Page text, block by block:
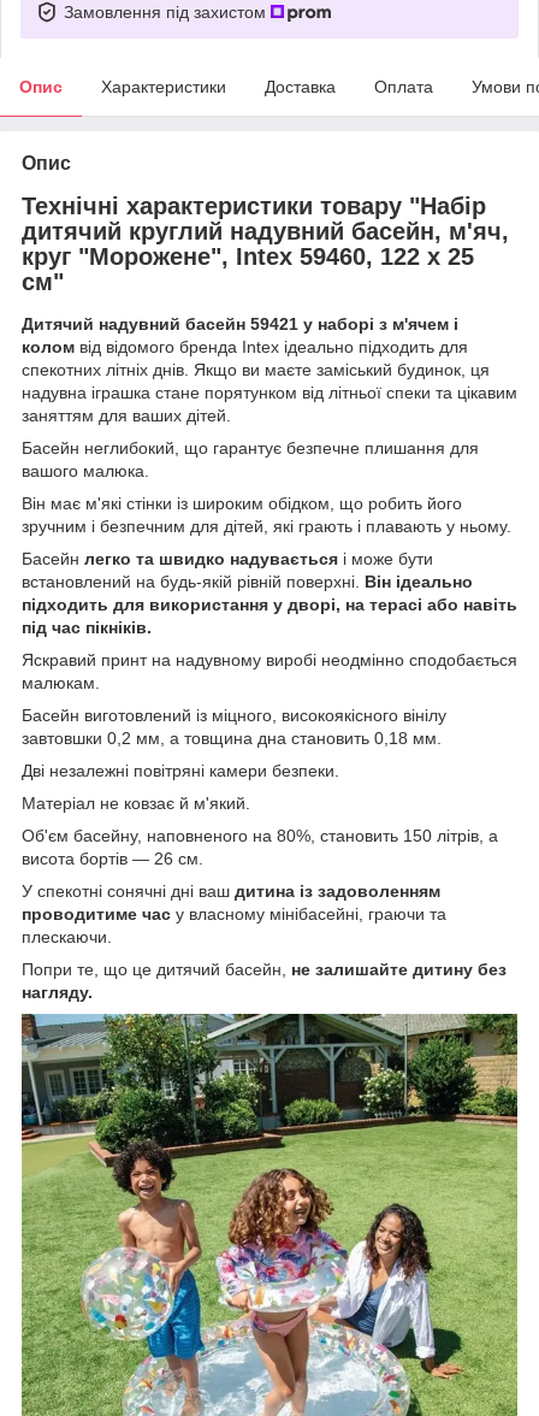
Замовлення під захистом
Опис Характеристики Доставка Оплата Умови
Опис
Технічні характеристики товару "Набір
дитячий круглий надувний басейн, м'яч,
круг "Морожене", Intex 59460, 122 х 25
см"
Дитячий надувний басейн 59421 у наборі з м'ячем і
колом від відомого бренда Intex ідеально підходить для
спекотних літніх днів. Якщо ви маєте заміський будинок, ця
надувна іграшка стане порятунком від літньої спеки та цікавим
заняттям для ваших дітей.
Басейн неглибокий, що гарантує безпечне плишання для
вашого малюка.
Він має м'які стінки із широким обідком, що робить його
зручним і безпечним для дітей, які грають і плавають у ньому.
Басейн легко та швидко надувається і може бути
встановлений на будь-якій рівній поверхні. Він ідеально
підходить для використання у дворі, на терасі або навіть
під час пікніків.
Яскравий принт на надувному виробі неодмінно сподобається
малюкам.
Басейн виготовлений із міцного, високоякісного вінілу
завтовшки 0,2 мм, а товщина дна становить 0,18 мм.
Дві незалежні повітряні камери безпеки.
Матеріал не ковзає й м'який.
Об'єм басейну, наповненого на 80%, становить 150 літрів, а
висота бортів — 26 см.
У спекотні сонячні дні ваш дитина із задоволенням
проводитиме час у власному мінібасейні, граючи та
плескаючи.
Попри те, що це дитячий басейн, не залишайте дитину без
нагляду.